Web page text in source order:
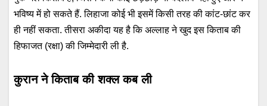
भविष्य में हो सकते हैं. लिहाजा कोई भी इसमें किसी तरह की कांट-छांट कर
ही नहीं सकता. तीसरा अकीदा यह है कि अल्लाह ने खुद इस किताब की
हिफाजत (रक्षा) की जिम्मेदारी ली है.
कुरान ने किताब की शक्ल कब ली